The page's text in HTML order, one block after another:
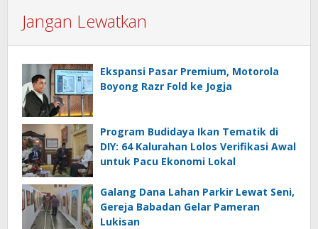
Jangan Lewatkan
Ekspansi Pasar Premium, Motorola
Boyong Razr Fold ke Jogja
Program Budidaya Ikan Tematik di
DIY: 64 Kalurahan Lolos Verifikasi Awal
untuk Pacu Ekonomi Lokal
Galang Dana Lahan Parkir Lewat Seni,
Gereja Babadan Gelar Pameran
Lukisan